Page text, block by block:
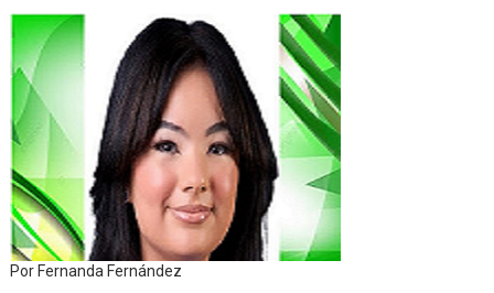
Por Fernanda Fernández